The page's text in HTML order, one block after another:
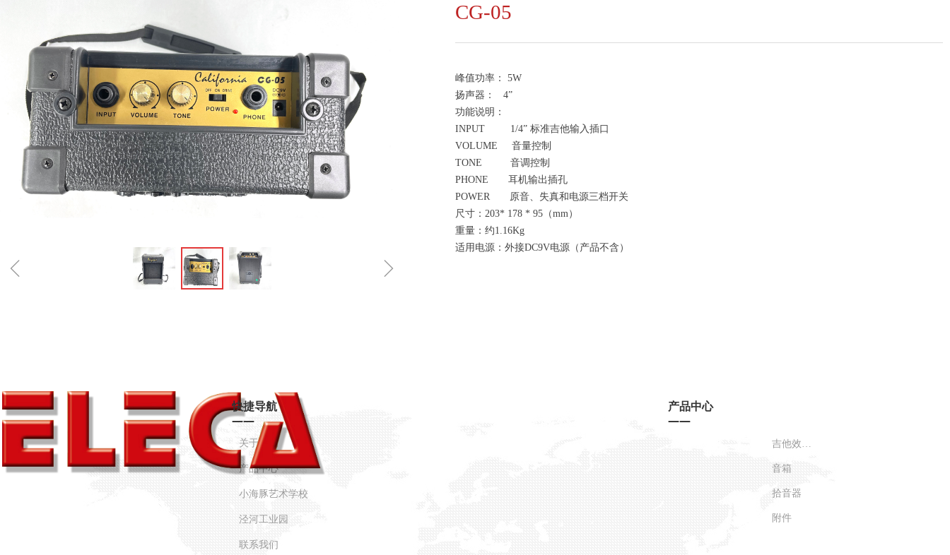
ꁆ ꁇ
CG-05
峰值功率： 5W
扬声器： 4”
功能说明：
INPUT 1/4” 标准吉他输入插口
VOLUME 音量控制
TONE 音调控制
PHONE 耳机输出插孔
POWER 原音、失真和电源三档开关
尺寸：203* 178 * 95（mm）
重量：约1.16Kg
适用电源：外接DC9V电源（产品不含）
产品中心
——
吉他效果器
音箱
拾音器
附件
快捷导航
——
关于我们
产品中心
小海豚艺术学校
泾河工业园
联系我们